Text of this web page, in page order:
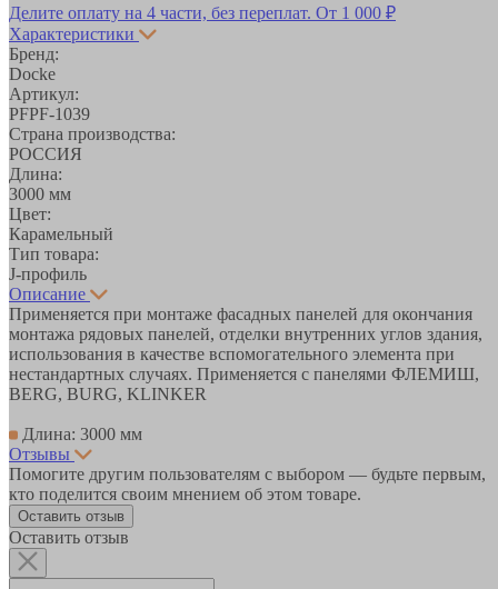
Делите оплату на 4 части, без переплат. От 1 000 ₽
Характеристики
Бренд:
Docke
Артикул:
PFPF-1039
Страна производства:
РОССИЯ
Длина:
3000 мм
Цвет:
Карамельный
Тип товара:
J-профиль
Описание
Применяется при монтаже фасадных панелей для окончания
монтажа рядовых панелей, отделки внутренних углов здания,
использования в качестве вспомогательного элемента при
нестандартных случаях. Применяется с панелями ФЛЕМИШ,
BERG, BURG, KLINKER
Длина: 3000 мм
Отзывы
Помогите другим пользователям с выбором — будьте первым,
кто поделится своим мнением об этом товаре.
Оставить отзыв
Оставить отзыв